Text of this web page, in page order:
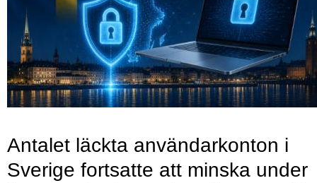
Antalet läckta användarkonton i
Sverige fortsatte att minska under